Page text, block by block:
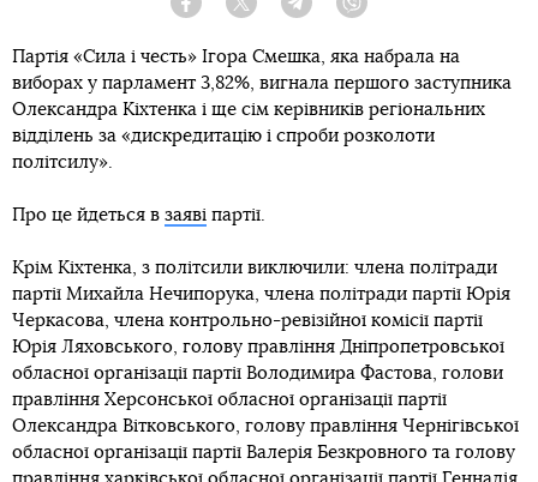
Facebook Twitter Telegram
Партія «Сила і честь» Ігора Смешка, яка набрала на
виборах у парламент 3,82%, вигнала першого заступника
Олександра Кіхтенка і ще сім керівників регіональних
відділень за «дискредитацію і спроби розколоти
політсилу».
Про це йдеться в заяві партії.
Крім Кіхтенка, з політсили виключили: члена політради
партії Михайла Нечипорука, члена політради партії Юрія
Черкасова, члена контрольно-ревізійної комісії партії
Юрія Ляховського, голову правління Дніпропетровської
обласної організації партії Володимира Фастова, голови
правління Херсонської обласної організації партії
Олександра Вітковського, голову правління Чернігівської
обласної організації партії Валерія Безкровного та голову